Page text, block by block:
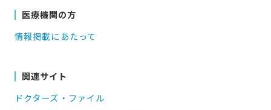
医療機関の方
情報掲載にあたって
関連サイト
ドクターズ・ファイル